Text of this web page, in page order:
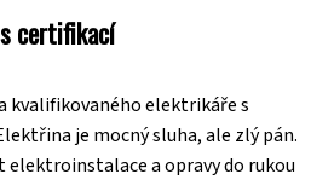
certifikací
kvalifikovaného elektrikáře s
je mocný sluha, ale zlý pán.
a opravy do rukou